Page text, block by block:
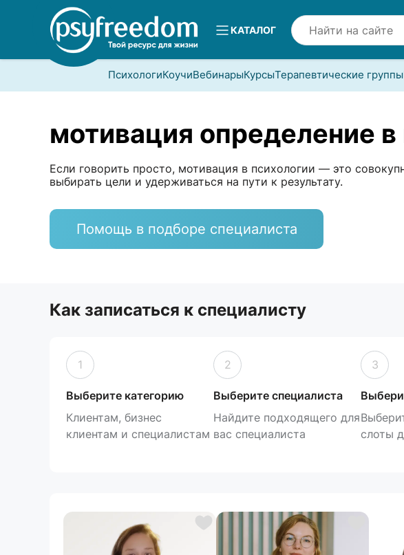
КАТАЛОГ
ПсихологиКоучиВебинарыКурсыТерапевтические группы
мотивация определение в
Если говорить просто, мотивация в психологии — это
выбирать цели и удерживаться на пути к результату.
Помощь в подборе специалиста
Как записаться к специалисту
1
Выберите категорию
Клиентам, бизнес
клиентам и специалистам
2
Выберите специалиста
Найдите подходящего для
вас специалиста
3
слоты